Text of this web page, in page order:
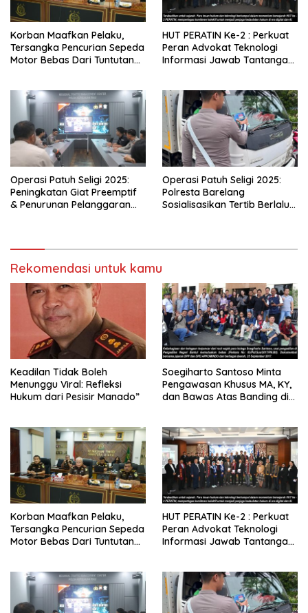
Korban Maafkan Pelaku,
Tersangka Pencurian Sepeda
Motor Bebas Dari Tuntutan
HUT PERATIN Ke-2 : Perkuat
Peran Advokat Teknologi
Informasi Jawab Tantangan
Operasi Patuh Seligi 2025:
Peningkatan Giat Preemptif
& Penurunan Pelanggaran
Operasi Patuh Seligi 2025:
Polresta Barelang
Sosialisasikan Tertib Berlalu
Rekomendasi untuk kamu
Keadilan Tidak Boleh
Menunggu Viral: Refleksi
Hukum dari Pesisir Manado”
Soegiharto Santoso Minta
Pengawasan Khusus MA, KY,
dan Bawas Atas Banding di
Berulang
Korban Maafkan Pelaku,
Tersangka Pencurian Sepeda
Motor Bebas Dari Tuntutan
HUT PERATIN Ke-2 : Perkuat
Peran Advokat Teknologi
Informasi Jawab Tantangan